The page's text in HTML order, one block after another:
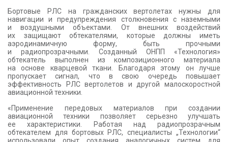
Бортовые РЛС на гражданских вертолетах нужны для
навигации и предупреждения столкновения с наземными
и воздушными объектами. От внешних воздействий
их защищают обтекателями, которые должны иметь
аэродинамичную форму, быть прочными
и радиопрозрачными. Созданный ОНПП «Технология»
обтекатель выполнен из композиционного материала
на основе кварцевой ткани. Благодаря этому он лучше
пропускает сигнал, что в свою очередь повышает
эффективность РЛС вертолетов и другой малоскоростной
авиационной техники.
«Применение передовых материалов при создании
авиационной техники позволяет серьезно улучшать
ее характеристики. Работая над радиопрозрачным
обтекателем для бортовых РЛС, специалисты „Технологии“